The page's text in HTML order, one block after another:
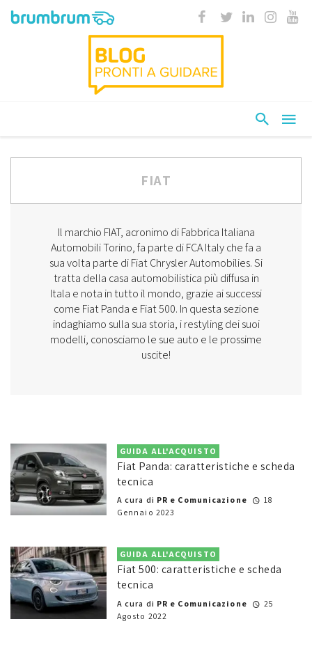
FIAT
Il marchio FIAT, acronimo di Fabbrica Italiana
Automobili Torino, fa parte di FCA Italy che fa a
sua volta parte di Fiat Chrysler Automobilies. Si
tratta della casa automobilistica più diffusa in
Itala e nota in tutto il mondo, grazie ai successi
come Fiat Panda e Fiat 500. In questa sezione
indaghiamo sulla sua storia, i restyling dei suoi
modelli, conosciamo le sue auto e le prossime
uscite!
GUIDA ALL'ACQUISTO
Fiat Panda: caratteristiche e scheda
tecnica
A cura di PR e Comunicazione
18
Gennaio 2023
GUIDA ALL'ACQUISTO
Fiat 500: caratteristiche e scheda
tecnica
A cura di PR e Comunicazione
25
Agosto 2022